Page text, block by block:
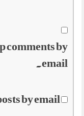
comments by
email.
by email.